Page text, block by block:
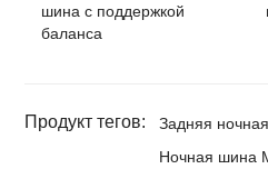
шина с поддержкой
баланса
Продукт тегов:
Задняя
Ночная шина